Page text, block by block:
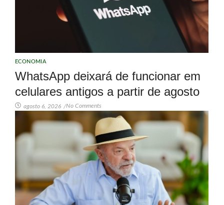
ECONOMIA
WhatsApp deixará de funcionar em
celulares antigos a partir de agosto
agosto 6, 2026 /No Comments